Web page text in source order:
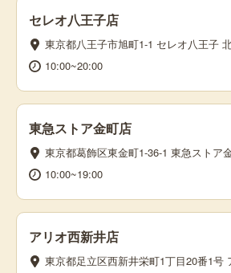
セレオ八王子店
東京都八王子市旭町1-1 セレオ八王子
10:00~20:00
東急ストア金町店
東京都葛飾区東金町1-36-1 東急ストア
10:00~19:00
アリオ西新井店
東京都足立区西新井栄町1丁目20番1号